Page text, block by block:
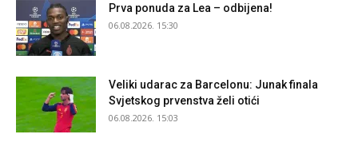
Prva ponuda za Lea – odbijena!
06.08.2026. 15:30
Veliki udarac za Barcelonu: Junak finala
Svjetskog prvenstva želi otići
06.08.2026. 15:03